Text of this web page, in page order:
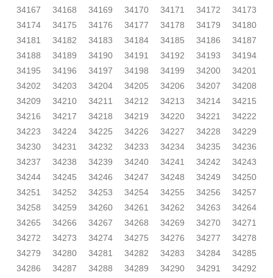
34167
34168 34169 34170 34171 34172
34173
34174
34175 34176 34177 34178 34179
34180
34181
34182 34183 34184 34185 34186
34187
34188
34189 34190 34191 34192 34193
34194
34195
34196 34197 34198 34199 34200
34201
34202
34203 34204 34205 34206 34207
34208
34209
34210 34211 34212 34213 34214
34215
34216
34217 34218 34219 34220 34221
34222
34223
34224 34225 34226 34227 34228
34229
34230
34231 34232 34233 34234 34235
34236
34237
34238 34239 34240 34241 34242
34243
34244
34245 34246 34247 34248 34249
34250
34251
34252 34253 34254 34255 34256
34257
34258
34259 34260 34261 34262 34263
34264
34265
34266 34267 34268 34269 34270
34271
34272
34273 34274 34275 34276 34277
34278
34279
34280 34281 34282 34283 34284
34285
34286
34287 34288 34289 34290 34291
34292